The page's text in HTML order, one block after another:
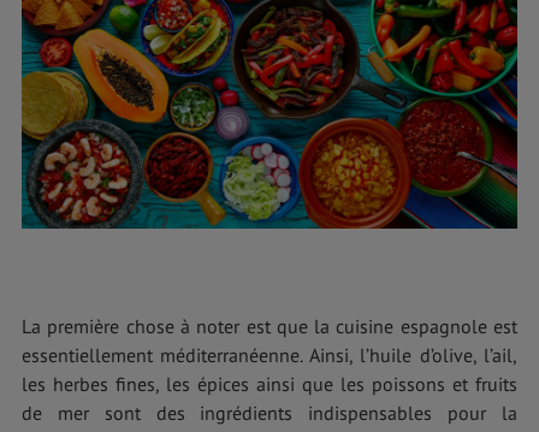
La première chose à noter est que la cuisine espagnole est
essentiellement méditerranéenne. Ainsi, l’huile d’olive, l’ail,
les herbes fines, les épices ainsi que les poissons et fruits
de mer sont des ingrédients indispensables pour la